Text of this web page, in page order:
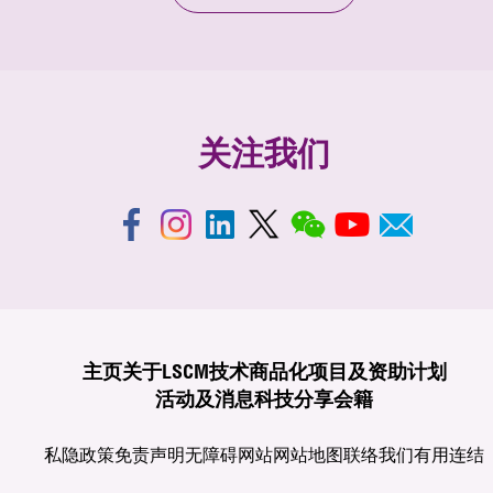
关注我们
主页关于LSCM技术商品化项目及资助计划
活动及消息科技分享会籍
私隐政策免责声明无障碍网站网站地图联络我们有用连结